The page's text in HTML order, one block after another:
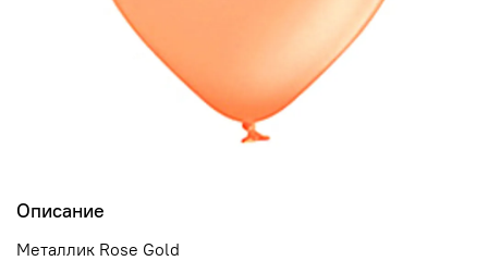
Описание
Металлик Rose Gold